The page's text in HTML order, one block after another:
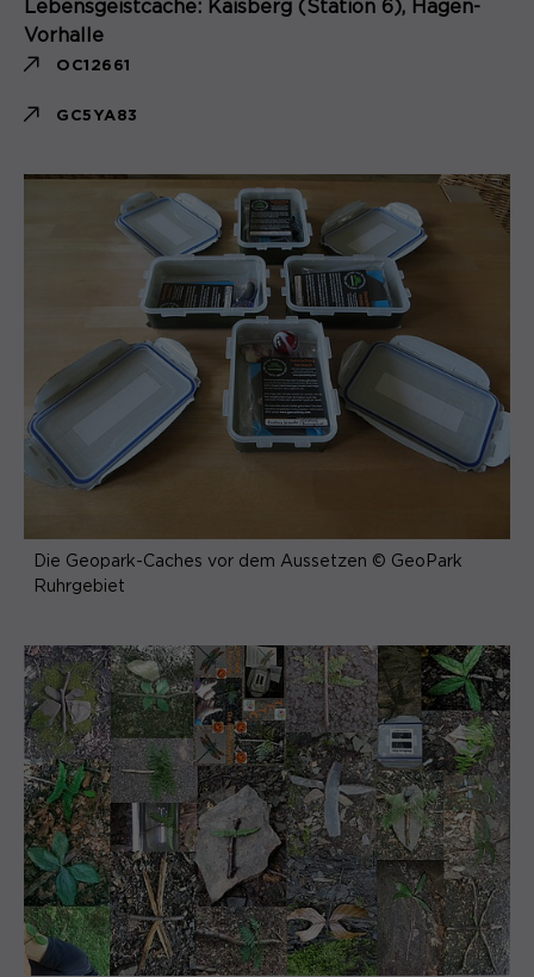
Lebensgeistcache: Kaisberg (Station 6), Hagen-
Vorhalle
OC12661
GC5YA83
Die Geopark-Caches vor dem Aussetzen © GeoPark
Ruhrgebiet